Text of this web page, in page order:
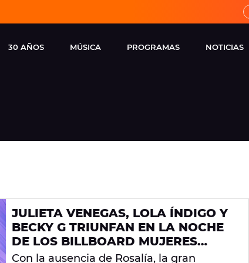
30 AÑOS
ENTREVISTAS
REMEMBER EUROPA
MÚSICA PROGRAMAS
VIRALES
NOTICIAS
JULIETA VENEGAS, LOLA ÍNDIGO Y
BECKY G TRIUNFAN EN LA NOCHE
DE LOS BILLBOARD MUJERES
LATINAS EN LA MÚSICA 2026
Con la ausencia de Rosalía, la gran